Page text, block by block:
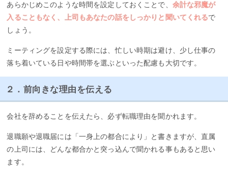
あらかじめこのような時間を設定しておくことで、 余計な邪魔が
入ることもなく、上司もあなたの話をしっかりと聞いてくれるで
しょう。
ミーティングを設定する際には、忙しい時期は避け、少し仕事の
落ち着いている日や時間帯を選ぶといった配慮も大切です。
２．前向きな理由を伝える
会社を辞めることを伝えたら、必ず転職理由を聞かれます。
退職願や退職届には「一身上の都合により」と書きますが、直属
の上司には、どんな都合かと突っ込んで聞かれる事もあると思い
ます。